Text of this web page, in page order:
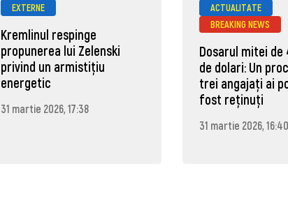
EXTERNE
Kremlinul respinge
propunerea lui Zelenski
privind un armistițiu
energetic
31 martie 2026, 17:38
ACTUALITATE
BREAKING NEWS
Dosarul mitei de
de dolari: Un
trei angajați ai
fost reținuți
31 martie 2026, 16:40